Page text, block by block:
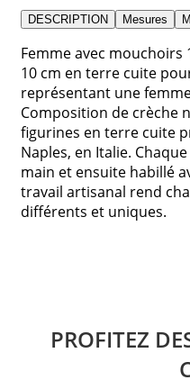
DESCRIPTION Mesures
Femme avec mouchoirs
10 cm en terre cuite
représentant une
Composition de crèche
figurines en terre cuite
Naples, en Italie.
main et ensuite habillé
travail artisanal rend
différents et uniques.
PROFITEZ